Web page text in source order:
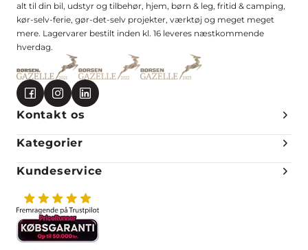
alt til din bil, udstyr og tilbehør, hjem, børn & leg, fritid & camping,
kør-selv-ferie, gør-det-selv projekter, værktøj og meget meget
mere. Lagervarer bestilt inden kl. 16 leveres næstkommende
hverdag.
Kontakt os
Kategorier
Kundeservice